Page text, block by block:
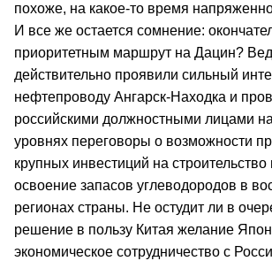
похоже, на какое-то время
И все же остается сомнение:
приоритетным маршрут на Дацин?
действительно проявили сильный
нефтепроводу Ангарск-Находка и
российскими должностными лицами
уровнях переговоры о возможности
крупных инвестиций на
освоение запасов углеводородов в
регионах страны. Не остудит ли в
решение в пользу Китая желание
экономическое сотрудничество с